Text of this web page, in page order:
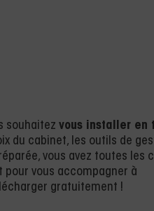
souhaitez vous installer en
du cabinet, les outils de
vous avez toutes les
vous accompagner à
gratuitement !